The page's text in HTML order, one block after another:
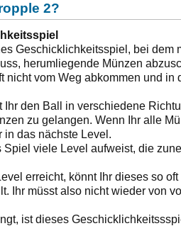
2?
Geschicklichkeitsspiel, bei dem
herumliegende Münzen
nicht vom Weg abkommen und in
Ihr den Ball in verschiedene
zu gelangen. Wenn Ihr alle
in das nächste Level.
Spiel viele Level aufweist, die
erreicht, könnt Ihr dieses so oft
Ihr müsst also nicht wieder von
ist dieses